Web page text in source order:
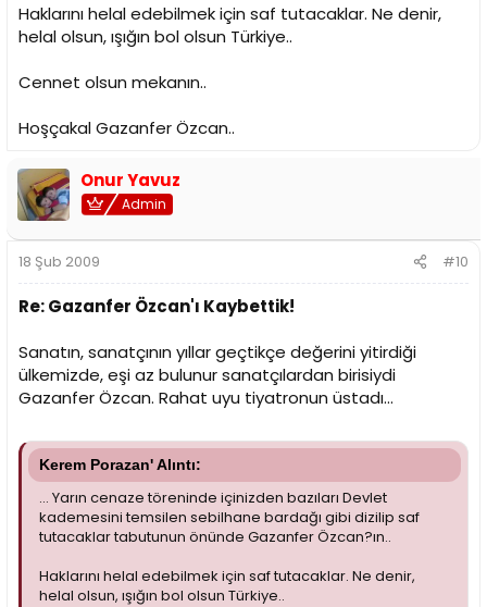
Haklarını helal edebilmek için saf tutacaklar. Ne denir,
helal olsun, ışığın bol olsun Türkiye..
Cennet olsun mekanın..
Hoşçakal Gazanfer Özcan..
Onur Yavuz
Admin
18 Şub 2009 #10
Re: Gazanfer Özcan'ı Kaybettik!
Sanatın, sanatçının yıllar geçtikçe değerini yitirdiği
ülkemizde, eşi az bulunur sanatçılardan birisiydi
Gazanfer Özcan. Rahat uyu tiyatronun üstadı...
Kerem Porazan' Alıntı:
... Yarın cenaze töreninde içinizden bazıları Devlet
kademesini temsilen sebilhane bardağı gibi dizilip saf
tutacaklar tabutunun önünde Gazanfer Özcan?ın..
Haklarını helal edebilmek için saf tutacaklar. Ne denir,
helal olsun, ışığın bol olsun Türkiye..